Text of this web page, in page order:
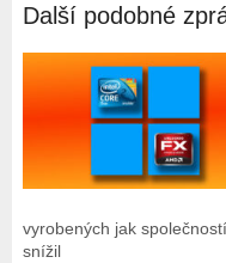
Další podobné
vyrobených jak
snížil